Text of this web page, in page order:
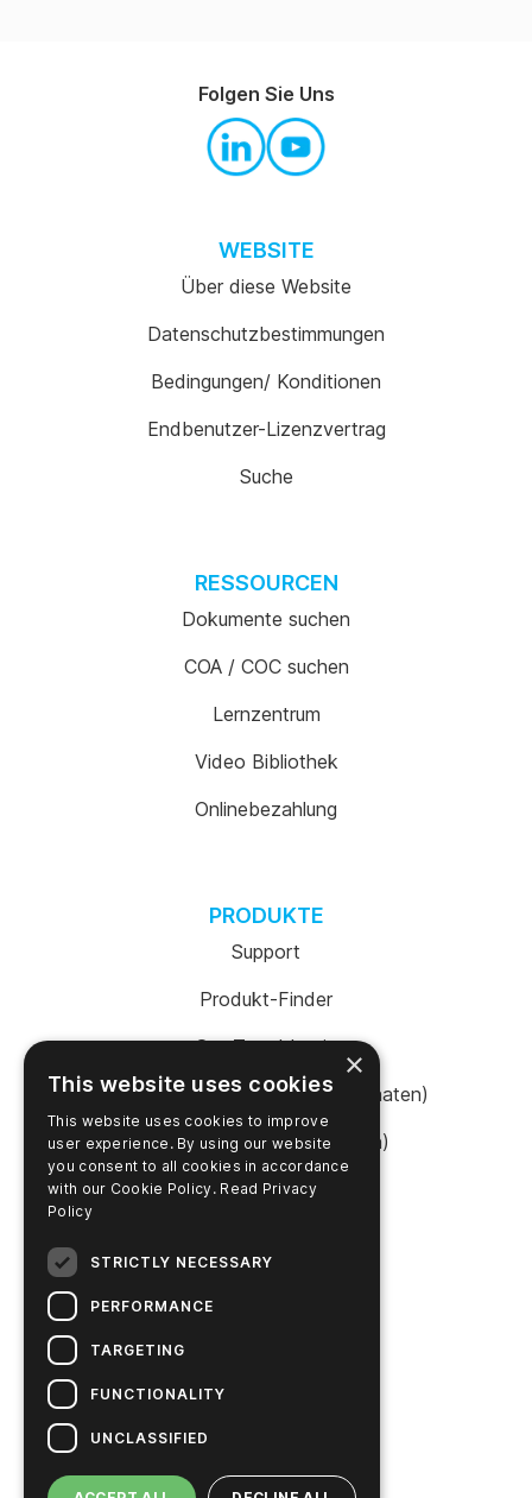
WEBSITE
Über diese Website
Datenschutzbestimmungen
Bedingungen/ Konditionen
Endbenutzer-Lizenzvertrag
Suche
RESSOURCEN
Dokumente suchen
COA / COC suchen
Lernzentrum
Video Bibliothek
Onlinebezahlung
PRODUKTE
Support
Produkt-Finder
SureTrend Login
Online einkaufen (Vereinigte Staaten)
Online einkaufen (Australien)
Hygiena's Story
Nachhaltige Lösungen
Folgen Sie Uns
×
This website uses cookies
This website uses cookies to improve
user experience. By using our website
you consent to all cookies in accordance
with our Cookie Policy. Read Privacy
Policy
STRICTLY NECESSARY
PERFORMANCE
TARGETING
FUNCTIONALITY
UNCLASSIFIED